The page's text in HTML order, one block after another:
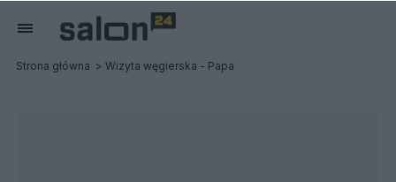
Strona główna Wizyta węgierska - Papa